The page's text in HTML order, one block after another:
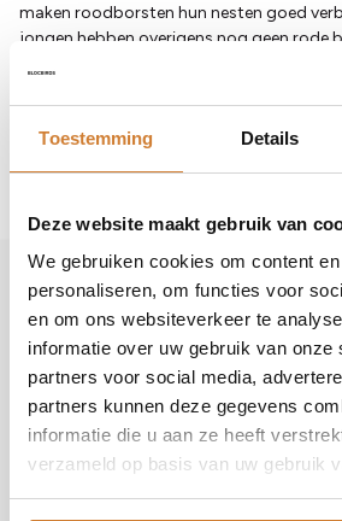
Toestemming Details
Deze website maakt gebruik van
We gebruiken cookies om content
personaliseren, om functies voor
en om ons websiteverkeer te
informatie over uw gebruik van onze
partners voor social media,
partners kunnen deze gegevens
informatie die u aan ze heeft
verzameld op basis van uw gebruik
maken roodborsten hun nesten goed
jongen hebben overigens nog geen rode
komen zo in Nederland terecht. U kunt
Productinformatie
Merk BLOCBIRDS
Druk Full Color
Inkten op